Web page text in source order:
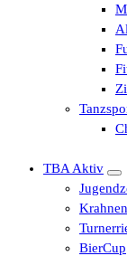
TBA Aktiv
BierCup